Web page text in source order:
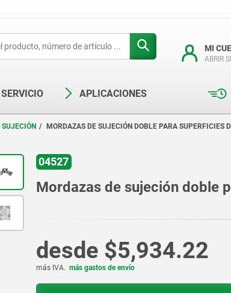
MI
ABRIR
SERVICIO APLICACIONES
MORDAZAS DE SUJECIÓN DOBLE PARA SUPERFICIES
04527
Mordazas de sujeción doble
desde $5,934.22
más IVA. más gastos de envío